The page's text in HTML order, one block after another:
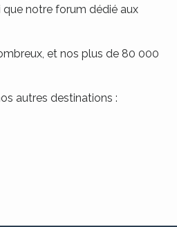
que notre forum dédié aux
et nos plus de 80 000
autres destinations :